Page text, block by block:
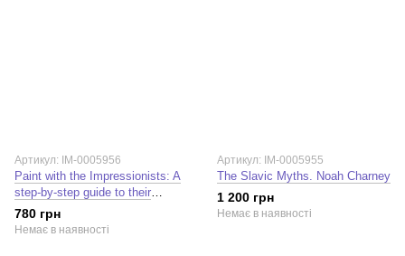
Артикул: IM-0005956
Paint with the Impressionists: A
step-by-step guide to their
methods and materia. Jonathan
Stephenson
780 грн
Немає в наявності
Артикул: IM-0005955
The Slavic Myths. Noah Charney
1 200 грн
Немає в наявності